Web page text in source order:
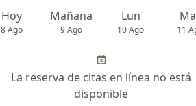
Hoy
8 Ago
Mañana
9 Ago
Lun
10 Ago 11
La reserva de citas en línea no está
disponible